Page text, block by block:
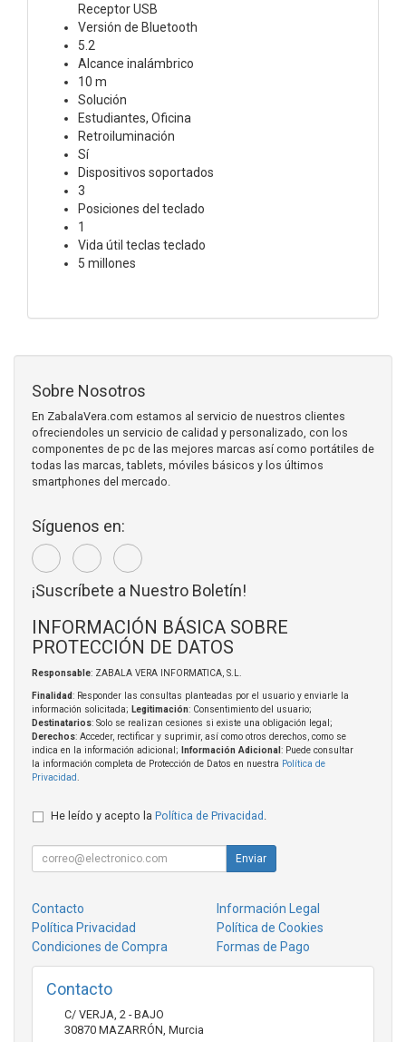
Receptor USB
Versión de Bluetooth
5.2
Alcance inalámbrico
10 m
Solución
Estudiantes, Oficina
Retroiluminación
Sí
Dispositivos soportados
3
Posiciones del teclado
1
Vida útil teclas teclado
5 millones
Sobre Nosotros
En ZabalaVera.com estamos al servicio de nuestros clientes
ofreciendoles un servicio de calidad y personalizado, con los
componentes de pc de las mejores marcas así como portátiles de
todas las marcas, tablets, móviles básicos y los últimos
smartphones del mercado.
Síguenos en:
¡Suscríbete a Nuestro Boletín!
INFORMACIÓN BÁSICA SOBRE
PROTECCIÓN DE DATOS
Responsable: ZABALA VERA INFORMATICA, S.L.
Finalidad: Responder las consultas planteadas por el usuario y enviarle la
información solicitada; Legitimación: Consentimiento del usuario;
Destinatarios: Solo se realizan cesiones si existe una obligación legal;
Derechos: Acceder, rectificar y suprimir, así como otros derechos, como se
indica en la información adicional;
Información Adicional : Puede consultar
la información completa de Protección de Datos en nuestra Política de
Privacidad
He leído y acepto la Política de Privacidad
Enviar
Contacto
Información Legal
Política Privacidad
Política de Cookies
Condiciones de Compra
Formas de Pago
Contacto
C/ VERJA, 2 - BAJO
30870 MAZARRÓN Murcia